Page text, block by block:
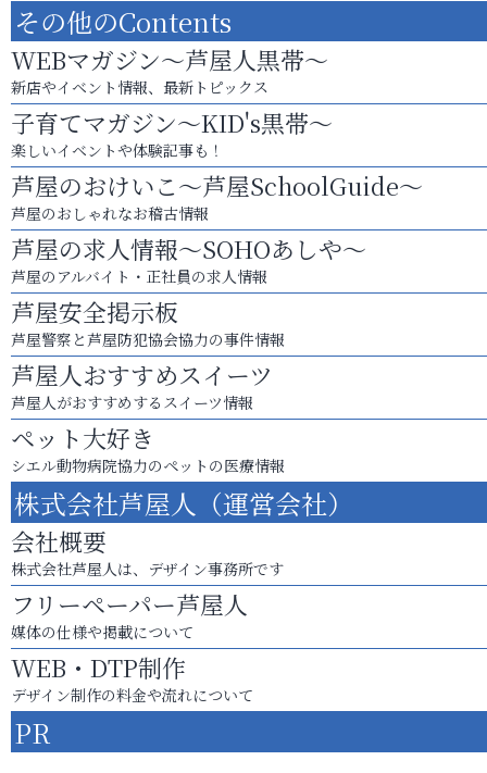
その他のContents
WEBマガジン～芦屋人黒帯～
新店やイベント情報、最新トピックス
子育てマガジン～KID's黒帯～
楽しいイベントや体験記事も！
芦屋のおけいこ～芦屋SchoolGuide～
芦屋のおしゃれなお稽古情報
芦屋の求人情報～SOHOあしや～
芦屋のアルバイト・正社員の求人情報
芦屋安全掲示板
芦屋警察と芦屋防犯協会協力の事件情報
芦屋人おすすめスイーツ
芦屋人がおすすめするスイーツ情報
ペット大好き
シエル動物病院協力のペットの医療情報
株式会社芦屋人（運営会社）
会社概要
株式会社芦屋人は、デザイン事務所です
フリーペーパー芦屋人
媒体の仕様や掲載について
WEB・DTP制作
デザイン制作の料金や流れについて
PR